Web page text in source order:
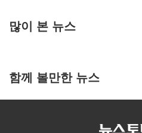
많이 본 뉴스
함께 볼만한 뉴스